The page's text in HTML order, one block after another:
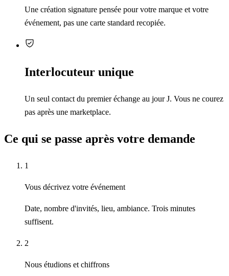
Une création signature pensée pour votre marque et votre
événement, pas une carte standard recopiée.
Interlocuteur unique
Un seul contact du premier échange au jour J. Vous ne courez
pas après une marketplace.
Ce qui se passe après votre demande
1
Vous décrivez votre événement
Date, nombre d'invités, lieu, ambiance. Trois minutes
suffisent.
2
Nous étudions et chiffrons